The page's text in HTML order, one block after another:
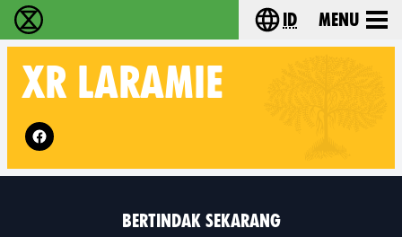
Extinction Rebellion (XR–Pemberontakan
Choose your
id Menu
XR LARAMIE
Follow XR Laramie on
BERTINDAK SEKARANG